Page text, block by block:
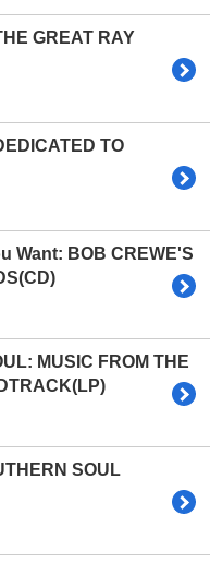
GREAT RAY
TO
Want: BOB CREWE'S
MUSIC FROM THE
SOUL